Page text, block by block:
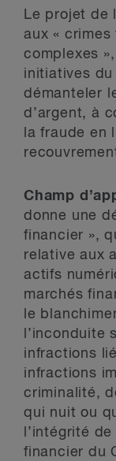
Le projet de
aux «
complexes
initiatives du
démanteler
d’argent, à
la fraude en
Champ
donne une
financier »,
relative aux
actifs
marchés
le
l’inconduite
infractions
infractions
criminalité,
qui nuit ou
l’intégrité
financier du